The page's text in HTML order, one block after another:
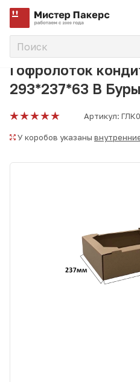
Главная
Гофролоток
293*237*63 В
Артикул:
У коробов указаны